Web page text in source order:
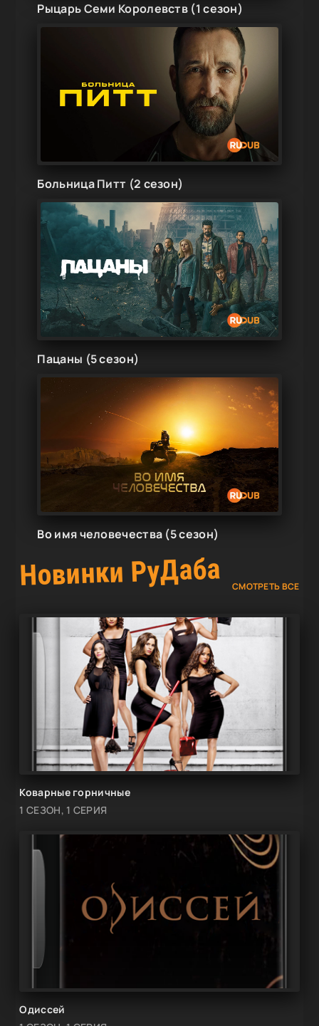
Рыцарь Семи Королевств (1 сезон)
Больница Питт (2 сезон)
Пацаны (5 сезон)
Во имя человечества (5 сезон)
Новинки РуДаба СМОТРЕТЬ ВСЕ
Коварные горничные
1 СЕЗОН, 1 СЕРИЯ
Одиссей